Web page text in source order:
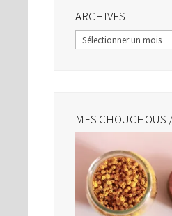
ARCHIVES
Archives
MES CHOUCHOUS